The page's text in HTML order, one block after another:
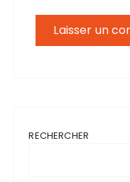
RECHERCHER